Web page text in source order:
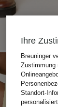
Ihre
Breuninger
Zustimmung
Standort-